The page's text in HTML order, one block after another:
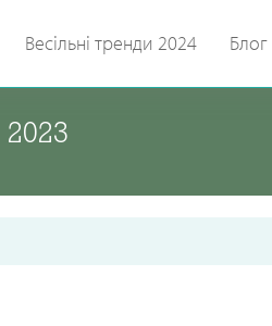
Весільні тренди 2024 Блог